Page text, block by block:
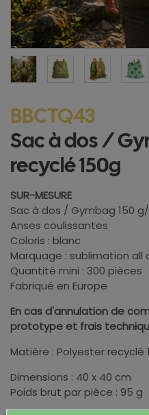
BBCTQ43
Sac à dos /
recyclé 150g
SUR-MESURE
Sac à dos / Gymbag 150
Anses coulissantes
Coloris : blanc
Marquage : sublimation all
Quantité mini : 300 pièces
Fabriqué en Europe
En cas d'annulation de
prototype et frais
Matière : Polyester recyclé
Dimensions : 40 x 40 cm
Poids brut par pièce : 95 g